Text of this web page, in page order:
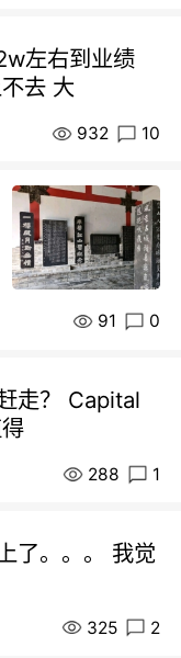
左右到业绩
去 大
932 10
91 0
走？ Capital
288 1
了。。。 我觉
325 2